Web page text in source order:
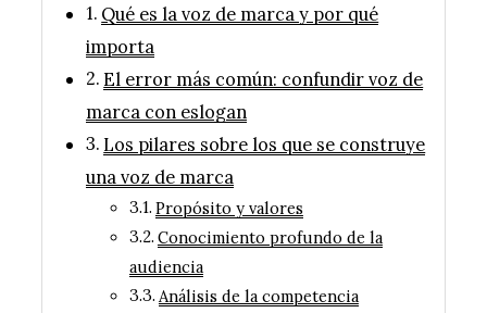
Qué es la voz de marca y por qué
importa
El error más común: confundir voz de
marca con eslogan
Los pilares sobre los que se construye
una voz de marca
Propósito y valores
Conocimiento profundo de la
audiencia
Análisis de la competencia